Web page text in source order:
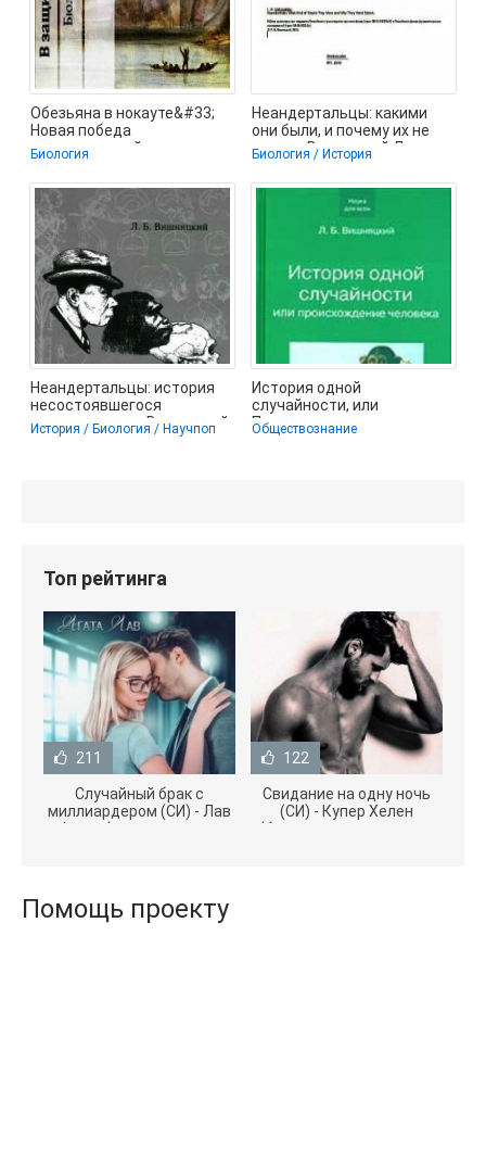
Обезьяна в нокауте&#33;
Новая победа
отечественной
Биология
Неандертальцы: какими
они были, и почему их не
стало - Вишняцкий Леонид
Биология / История
Неандертальцы: история
несостоявшегося
человечества - Вишняцкий
Леонид
История / Биология / Научпоп
История одной
случайности, или
Происхождение человека -
Вишняцкий Леонид
Обществознание
Топ рейтинга
211
Случайный брак с
миллиардером (СИ) - Лав
Агата (полная версия
122
Свидание на одну ночь
(СИ) - Купер Хелен
(бесплатные серии книг
Помощь проекту